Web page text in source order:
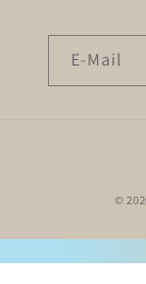
E-Mail
©